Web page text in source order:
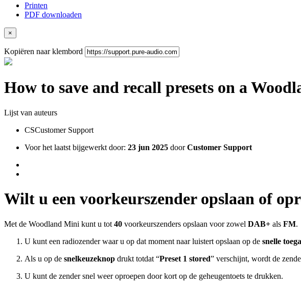
Printen
PDF downloaden
×
Kopiëren naar klembord
How to save and recall presets on a
Lijst van auteurs
CSCustomer Support
Voor het laatst bijgewerkt door: 23 jun 2025 doorCustomer Support
Wilt u een voorkeurszender opslaan of
Met de Woodland Mini kunt u tot 40 voorkeurszenders opslaan voor zowel DAB+ als FM.
U kunt een radiozender waar u op dat moment naar luistert opslaan op de snelle
Als u op de snelkeuzeknop drukt totdat “Preset 1 stored” verschijnt, wordt de
U kunt de zender snel weer oproepen door kort op de geheugentoets te drukken.